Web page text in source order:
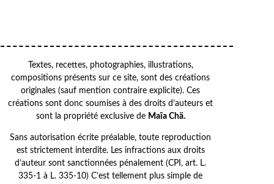
Textes, recettes, photographies, illustrations,
compositions présents sur ce site, sont des créations
originales (sauf mention contraire explicite). Ces
créations sont donc soumises à des droits d’auteurs et
sont la propriété exclusive de Maïa Chä.
Sans autorisation écrite préalable, toute reproduction
est strictement interdite. Les infractions aux droits
d’auteur sont sanctionnées pénalement (CPI, art. L.
335-1 à L. 335-10) C’est tellement plus simple de